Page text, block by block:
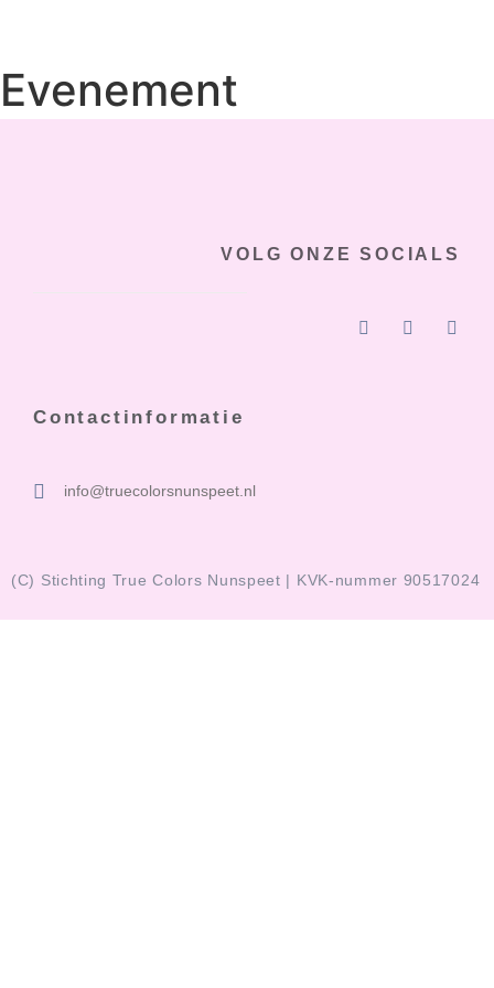
Evenement
VOLG ONZE SOCIALS
Contactinformatie
info@truecolorsnunspeet.nl
(C) Stichting True Colors Nunspeet | KVK-nummer 90517024